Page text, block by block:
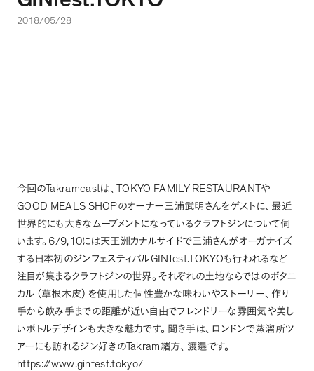
2018/05/28
今回のTakramcastは、 TOKYO FAMILY RESTAURANTや
GOOD MEALS SHOPのオーナー三浦武明さんをゲストに、 最近
世界的にも大きなムーブメントになっているクラフトジンについて伺
います。 6/9,10には天王洲カナルサイドで三浦さんがオーガナイズ
する日本初のジンフェスティバルGINfest.TOKYOも行われるなど
注目が集まるクラフトジンの世界。 それぞれの土地ならではのボタニ
カル （草根木皮） を使用した個性豊かな味わいやストーリー、 作り
手から飲み手までの距離が近い自由でフレンドリーな雰囲気や美し
いボトルデザインも大きな魅力です。 聞き手は、 ロンドンで蒸溜所ツ
アーにも訪れるジン好きのTakram 緒方、 渡邉です。
https://www.ginfest.tokyo/